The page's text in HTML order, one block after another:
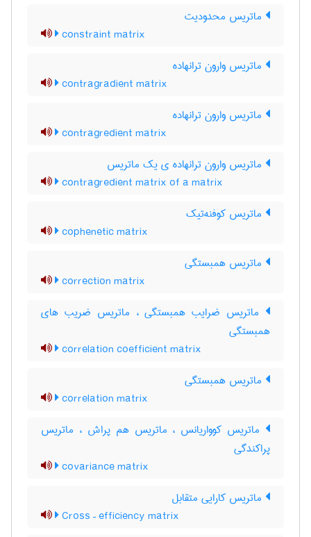
ماتریس محدودیت
constraint matrix
ماتریس وارون ترانهاده
contragradient matrix
ماتریس وارون ترانهاده
contragredient matrix
ماتریس وارون ترانهاده ی یک ماتریس
contragredient matrix of a matrix
ماتریس کوفنه‌تیک
cophenetic matrix
ماتریس همبستگی
correction matrix
ماتریس ضرایب همبستگی ، ماتریس ضریب های
همبستگی
correlation coefficient matrix
ماتریس همبستگی
correlation matrix
ماتریس کوواریانس ، ماتریس هم پراش ، ماتریس
پراکندگی
covariance matrix
ماتریس کارایی متقابل
Cross – efficiency matrix